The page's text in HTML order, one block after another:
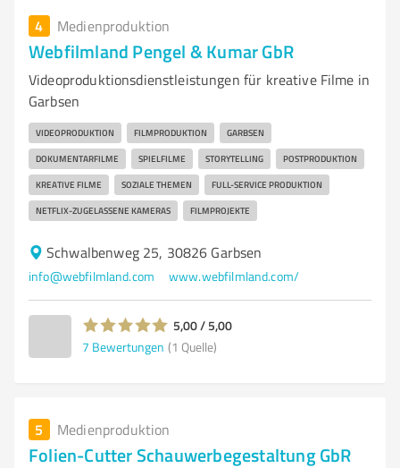
4 Medienproduktion
Webfilmland Pengel & Kumar GbR
Videoproduktionsdienstleistungen für kreative Filme in
Garbsen
VIDEOPRODUKTION FILMPRODUKTION GARBSEN
DOKUMENTARFILME SPIELFILME STORYTELLING POSTPRODUKTION
KREATIVE FILME SOZIALE THEMEN FULL-SERVICE PRODUKTION
NETFLIX-ZUGELASSENE KAMERAS FILMPROJEKTE
Schwalbenweg 25, 30826 Garbsen
info@webfilmland.com www.webfilmland.com/
5,00 / 5,00
7 Bewertungen (1 Quelle)
5 Medienproduktion
Folien-Cutter Schauwerbegestaltung GbR